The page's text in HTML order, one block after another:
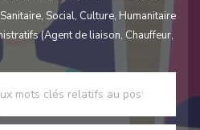
Sanitaire, Social, Culture, Humanitaire
(Agent de liaison, Chauffeur,